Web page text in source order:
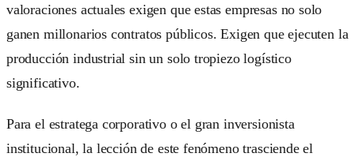
valoraciones actuales exigen que estas empresas no solo
ganen millonarios contratos públicos. Exigen que ejecuten la
producción industrial sin un solo tropiezo logístico
significativo.
Para el estratega corporativo o el gran inversionista
institucional, la lección de este fenómeno trasciende el